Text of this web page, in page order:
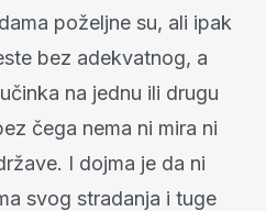
poželjne su, ali ipak
bez adekvatnog, a
na jednu ili drugu
čega nema ni mira ni
I dojma je da ni
svog stradanja i tuge